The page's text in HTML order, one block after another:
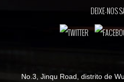
DEIXE-NOS
No.3, Jinqu Road, distrito de